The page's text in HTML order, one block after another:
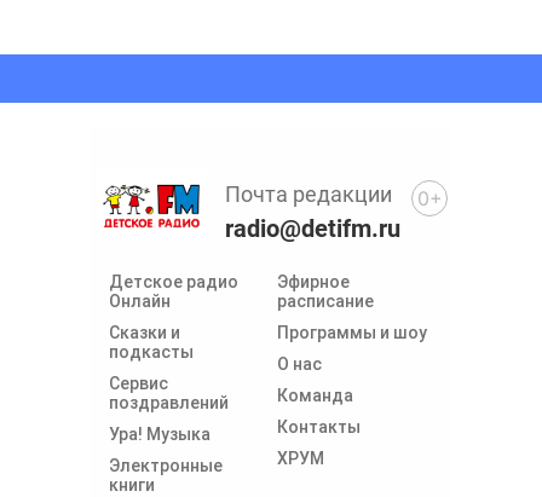
Детское радио
Онлайн
Сказки и
подкасты
Сервис
поздравлений
Ура! Музыка
Электронные
книги
Эфирное
расписание
Программы и шоу
О нас
Команда
Контакты
ХРУМ
Почта редакции
radio@detifm.ru
0+